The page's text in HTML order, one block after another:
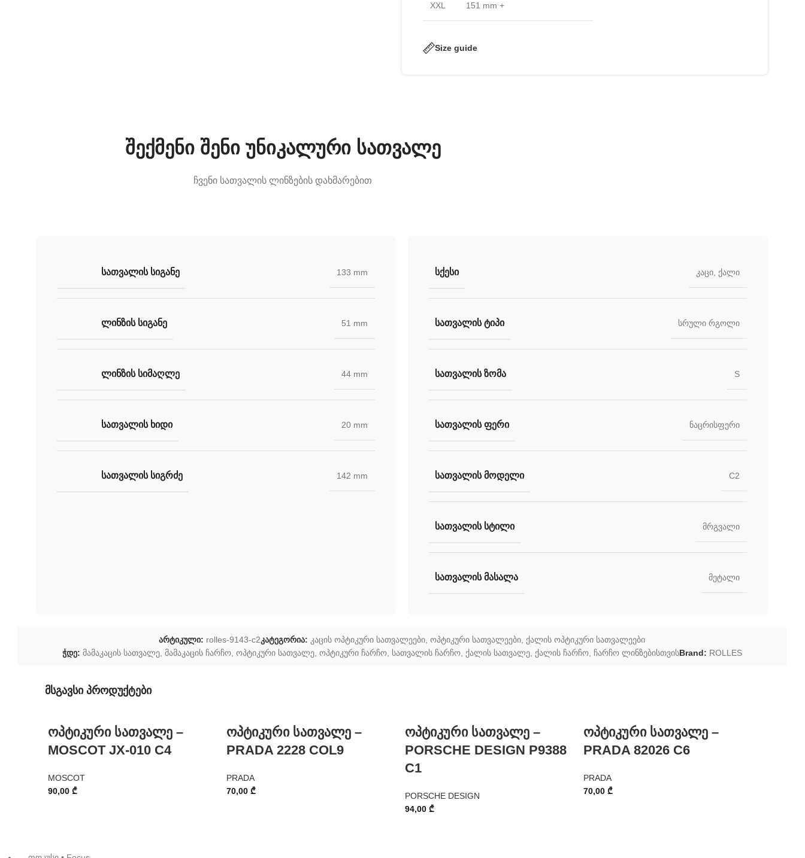
XXL 151 mm +
Size guide
შექმენი შენი უნიკალური სათვალე
ჩვენი სათვალის ლინზების დახმარებით
ᲡᲐᲗᲕᲐᲚᲘᲡ ᲡᲘᲒᲐᲜᲔ 133 mm
ᲚᲘᲜᲖᲘᲡ ᲡᲘᲒᲐᲜᲔ 51 mm
ᲚᲘᲜᲖᲘᲡ ᲡᲘᲛᲐᲦᲚᲔ 44 mm
ᲡᲐᲗᲕᲐᲚᲘᲡ ᲮᲘᲓᲘ 20 mm
ᲡᲐᲗᲕᲐᲚᲘᲡ ᲡᲘᲒᲠᲫᲔ 142 mm
ᲡᲥᲔᲡᲘ კაცი ქალი
ᲡᲐᲗᲕᲐᲚᲘᲡ ᲢᲘᲞᲘ სრული რგოლი
ᲡᲐᲗᲕᲐᲚᲘᲡ ᲖᲝᲛᲐ S
ᲡᲐᲗᲕᲐᲚᲘᲡ ᲤᲔᲠᲘ ნაცრისფერი
ᲡᲐᲗᲕᲐᲚᲘᲡ ᲛᲝᲓᲔᲚᲘ C2
ᲡᲐᲗᲕᲐᲚᲘᲡ ᲡᲢᲘᲚᲘ მრგვალი
ᲡᲐᲗᲕᲐᲚᲘᲡ ᲛᲐᲡᲐᲚᲐ მეტალი
არტიკული: rolles-9143-c2კატეგორია: კაცის ოპტიკური სათვალეები ოპტიკური სათვალეები ქალის ოპტიკური სათვალეები
ჭდე: მამაკაცის სათვალე, მამაკაცის ჩარჩო, ოპტიკური სათვალე, ოპტიკური ჩარჩო, სათვალის ჩარჩო, ქალის სათვალე, ქალის ჩარჩო, ჩარჩო ლინზებისთვისBrand: ROLLES
მსგავსი პროდუქტები
ოპტიკური სათვალე –
MOSCOT JX-010 C4
MOSCOT
90,00 ₾
ოპტიკური სათვალე –
PRADA 2228 COL9
PRADA
70,00 ₾
ოპტიკური სათვალე –
PORSCHE DESIGN P9388
C1
PORSCHE DESIGN
94,00 ₾
ოპტიკური სათვალე –
PRADA 82026 C6
PRADA
70,00 ₾